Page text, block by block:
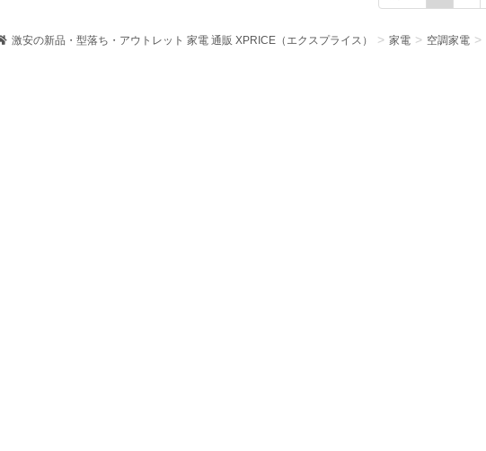
激安の新品・型落ち・アウトレット 家電 通販 XPRICE（エクスプライス） 家電 空調家電